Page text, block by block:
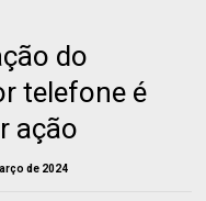
do
telefone é
ação
de 2024